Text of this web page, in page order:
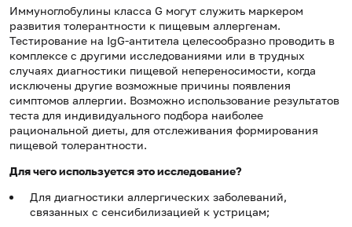
Иммуноглобулины класса G могут служить маркером
развития толерантности к пищевым аллергенам.
Тестирование на IgG-антитела целесообразно проводить в
комплексе с другими исследованиями или в трудных
случаях диагностики пищевой непереносимости, когда
исключены другие возможные причины появления
симптомов аллергии. Возможно использование результатов
теста для индивидуального подбора наиболее
рациональной диеты, для отслеживания формирования
пищевой толерантности.
Для чего используется это исследование?
Для диагностики аллергических заболеваний,
связанных с сенсибилизацией к устрицам;